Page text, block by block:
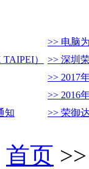
>> 电脑
）
>> 深圳
>> 2017
>> 2016
知
>> 荣御
首页